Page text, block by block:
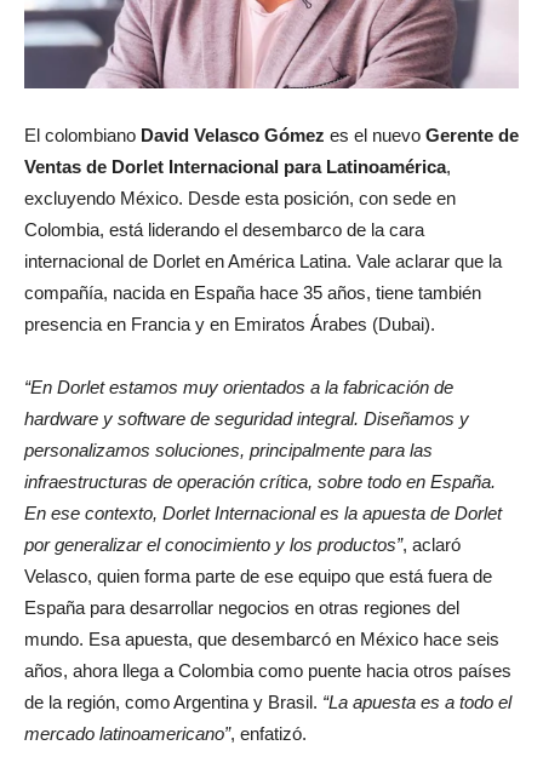
El colombiano David Velasco Gómez es el nuevo Gerente de
Ventas de Dorlet Internacional para Latinoamérica,
excluyendo México. Desde esta posición, con sede en
Colombia, está liderando el desembarco de la cara
internacional de Dorlet en América Latina. Vale aclarar que la
compañía, nacida en España hace 35 años, tiene también
presencia en Francia y en Emiratos Árabes (Dubai).
“En Dorlet estamos muy orientados a la fabricación de
hardware y software de seguridad integral. Diseñamos y
personalizamos soluciones, principalmente para las
infraestructuras de operación crítica, sobre todo en España.
En ese contexto, Dorlet Internacional es la apuesta de Dorlet
por generalizar el conocimiento y los productos”, aclaró
Velasco, quien forma parte de ese equipo que está fuera de
España para desarrollar negocios en otras regiones del
mundo. Esa apuesta, que desembarcó en México hace seis
años, ahora llega a Colombia como puente hacia otros países
de la región, como Argentina y Brasil. “La apuesta es a todo el
mercado latinoamericano”, enfatizó.